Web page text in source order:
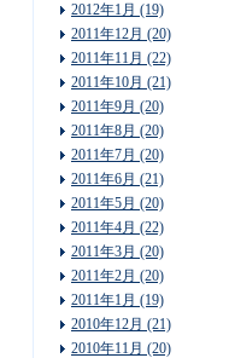
2012年1月 (19)
2011年12月 (20)
2011年11月 (22)
2011年10月 (21)
2011年9月 (20)
2011年8月 (20)
2011年7月 (20)
2011年6月 (21)
2011年5月 (20)
2011年4月 (22)
2011年3月 (20)
2011年2月 (20)
2011年1月 (19)
2010年12月 (21)
2010年11月 (20)